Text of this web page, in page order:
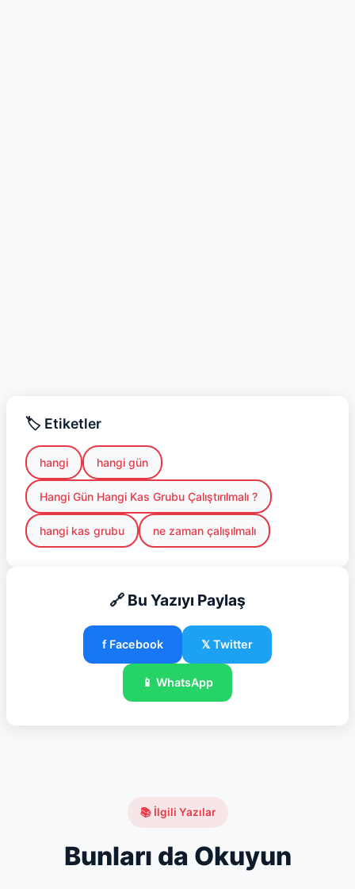
🏷️ Etiketler
hangi hangi gün
Hangi Gün Hangi Kas Grubu Çalıştırılmalı ?
hangi kas grubu ne zaman çalışılmalı
🔗 Bu Yazıyı Paylaş
f Facebook 𝕏 Twitter
📱 WhatsApp
📚 İlgili Yazılar
Bunları da Okuyun